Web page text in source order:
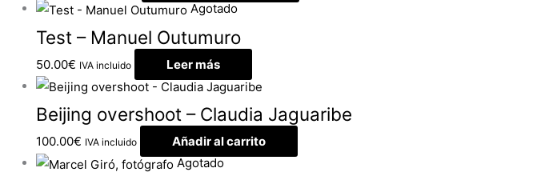
Agotado
Test – Manuel Outumuro
50.00€ IVA incluido Leer más
Beijing overshoot – Claudia Jaguaribe
100.00€ IVA incluido
Añadir al carrito
Agotado